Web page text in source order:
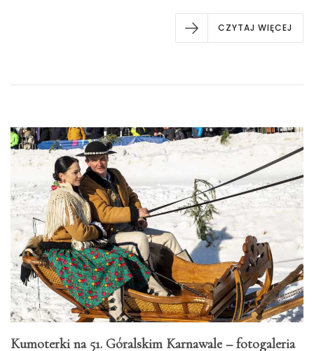
CZYTAJ WIĘCEJ
Kumoterki na 51. Góralskim Karnawale – fotogaleria